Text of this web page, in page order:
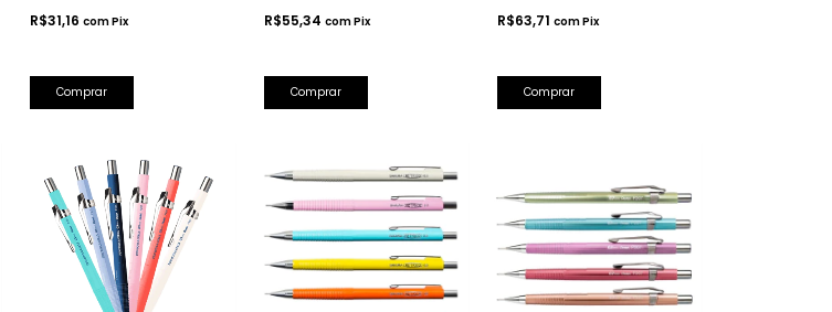
R$31,16comPix
Comprar
R$55,34 comPix
Comprar
R$63,71 comPix